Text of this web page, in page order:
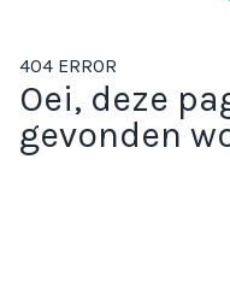
404 ERROR
Oei, deze
gevonden